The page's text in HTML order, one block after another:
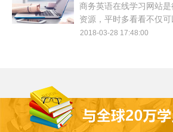
商务英语在线学习网站是
资源，平时多看看不仅可
商务英语术语，也能养成
2018-03-28 17:48:00